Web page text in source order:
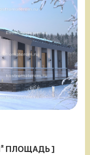
ПЛОЩАДЬ ]